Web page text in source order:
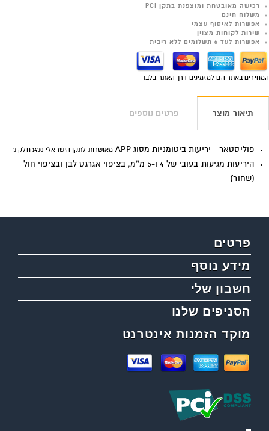
רכישה מאובטחת ומוצפנת בתקן PCI
משלוח חינם
אפשרות לאיסוף עצמי
שירות לקוחות מצוין
אפשרות לעד 6 תשלומים ללא ריבית
המחירים באתר הם למזמינים דרך האתר בלבד
תיאור מוצר פרטים נוספים
פוליסטאר - יריעות ביטומניות מסוג APP מאושרות לתקן הישראלי 1430 חלק 3
היריעות מגיעות בעובי של 4 ו-5 מ''מ, בציפוי אגרגט לבן ובציפוי חול
(שחור)
פרטים
מידע נוסף
חשבון שלי
הסניפים שלנו
מוקד הזמנות אינטרנט